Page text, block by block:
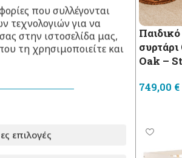
749,00€
Προσθήκη στο καλάθι
Oak –
749,00 €
που συλλέγονται
τεχνολογιών για να
στην ιστοσελίδα μας,
τη χρησιμοποιείτε και
επιλογές